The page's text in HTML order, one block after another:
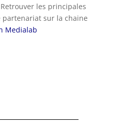
les principales
partenariat sur la chaine
Medialab